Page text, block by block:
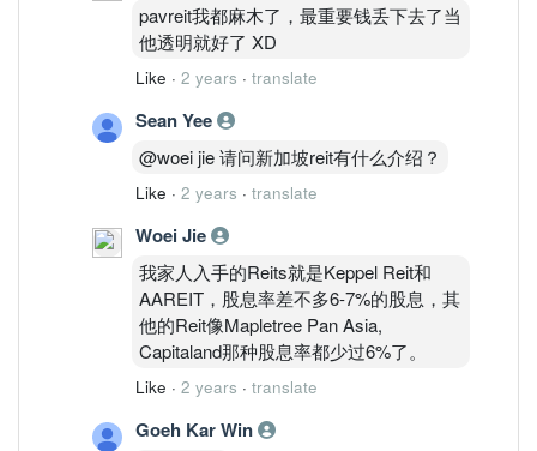
pavreit我都麻木了，最重要钱丢下去了当
他透明就好了 XD
Like · 2 years · translate
Sean Yee
@woei jie 请问新加坡reit有什么介绍？
Like · 2 years · translate
Woei Jie
我家人入手的Reits就是Keppel Reit和
AAREIT，股息率差不多6-7%的股息，其
他的Reit像Mapletree Pan Asia,
Capitaland那种股息率都少过6%了。
Like · 2 years · translate
Goeh Kar Win